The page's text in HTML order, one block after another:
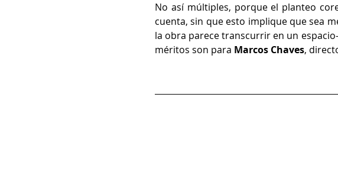
No así múltiples, porque el planteo
cuenta, sin que esto implique que sea
la obra parece transcurrir en un
méritos son para Marcos Chaves,